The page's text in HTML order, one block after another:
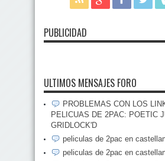
PUBLICIDAD
ULTIMOS MENSAJES FORO
PROBLEMAS CON LOS
PELICUAS DE 2PAC: POETIC
GRIDLOCK'D
peliculas de 2pac en
peliculas de 2pac en